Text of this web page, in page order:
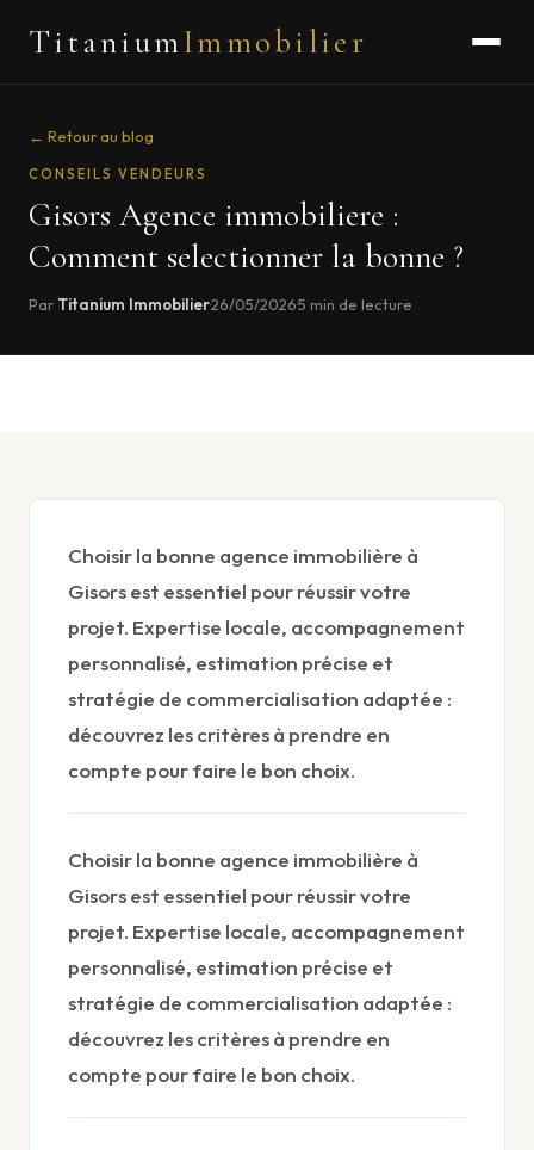
TitaniumImmobilier
← Retour au blog
CONSEILS VENDEURS
Gisors Agence immobiliere :
Comment selectionner la bonne ?
Par Titanium Immobilier·26/05/2026·5 min de lecture
Choisir la bonne agence immobilière à
Gisors est essentiel pour réussir votre
projet. Expertise locale, accompagnement
personnalisé, estimation précise et
stratégie de commercialisation adaptée :
découvrez les critères à prendre en
compte pour faire le bon choix.
Choisir la bonne agence immobilière à
Gisors est essentiel pour réussir votre
projet. Expertise locale, accompagnement
personnalisé, estimation précise et
stratégie de commercialisation adaptée :
découvrez les critères à prendre en
compte pour faire le bon choix.